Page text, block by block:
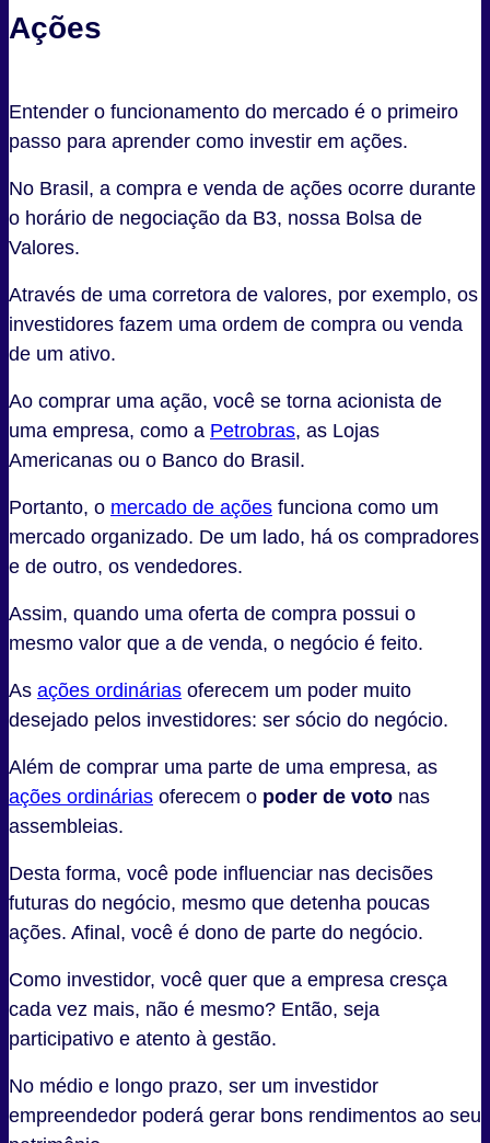
Ações
Entender o funcionamento do mercado é o primeiro
passo para aprender como investir em ações.
No Brasil, a compra e venda de ações ocorre durante
o horário de negociação da B3, nossa Bolsa de
Valores.
Através de uma corretora de valores, por exemplo, os
investidores fazem uma ordem de compra ou venda
de um ativo.
Ao comprar uma ação, você se torna acionista de
uma empresa, como a Petrobras, as Lojas
Americanas ou o Banco do Brasil.
Portanto, o mercado de ações funciona como um
mercado organizado. De um lado, há os compradores
e de outro, os vendedores.
Assim, quando uma oferta de compra possui o
mesmo valor que a de venda, o negócio é feito.
As ações ordinárias oferecem um poder muito
desejado pelos investidores: ser sócio do negócio.
Além de comprar uma parte de uma empresa, as
ações ordinárias oferecem o poder de voto nas
assembleias.
Desta forma, você pode influenciar nas decisões
futuras do negócio, mesmo que detenha poucas
ações. Afinal, você é dono de parte do negócio.
Como investidor, você quer que a empresa cresça
cada vez mais, não é mesmo? Então, seja
participativo e atento à gestão.
No médio e longo prazo, ser um investidor
empreendedor poderá gerar bons rendimentos ao seu